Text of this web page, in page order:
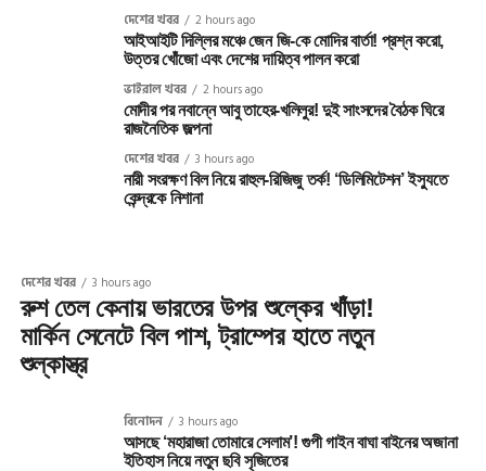
দেশের খবর 2 hours ago
আইআইটি দিল্লির মঞ্চে জেন জি-কে মোদির বার্তা! প্রশ্ন করো,
উত্তর খোঁজো এবং দেশের দায়িত্ব পালন করো
ভাইরাল খবর 2 hours ago
মোদীর পর নবান্নে আবু তাহের-খলিলুর! দুই সাংসদের বৈঠক ঘিরে
রাজনৈতিক জল্পনা
দেশের খবর 3 hours ago
নারী সংরক্ষণ বিল নিয়ে রাহুল-রিজিজু তর্ক! ‘ডিলিমিটেশন’ ইস্যুতে
কেন্দ্রকে নিশানা
দেশের খবর 3 hours ago
রুশ তেল কেনায় ভারতের উপর শুল্কের খাঁড়া!
মার্কিন সেনেটে বিল পাশ, ট্রাম্পের হাতে নতুন
শুল্কাস্ত্র
বিনোদন 3 hours ago
আসছে ‘মহারাজা তোমারে সেলাম’! গুপী গাইন বাঘা বাইনের অজানা
ইতিহাস নিয়ে নতুন ছবি সৃজিতের